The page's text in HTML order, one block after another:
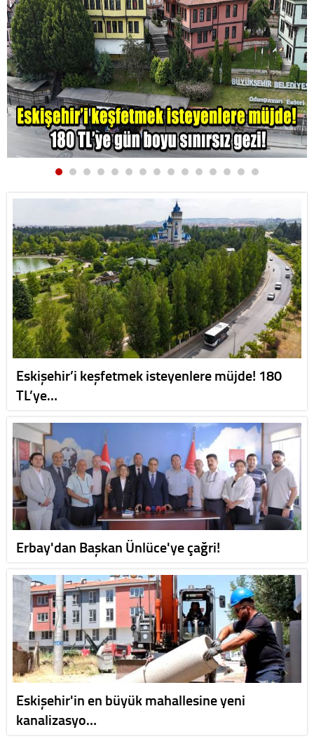
Eskişehir’i keşfetmek isteyenlere müjde! 180
TL’ye…
Erbay'dan Başkan Ünlüce'ye çağri!
Eskişehir'in en büyük mahallesine yeni
kanalizasyo…